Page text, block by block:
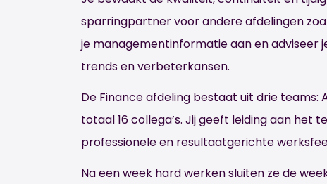
sparringpartner voor andere afdelingen
je managementinformatie aan en adviseer
trends en verbeterkansen.
De Finance afdeling bestaat uit drie
totaal 16 collega’s. Jij geeft leiding aan
professionele en resultaatgerichte
Na een week hard werken sluiten ze de